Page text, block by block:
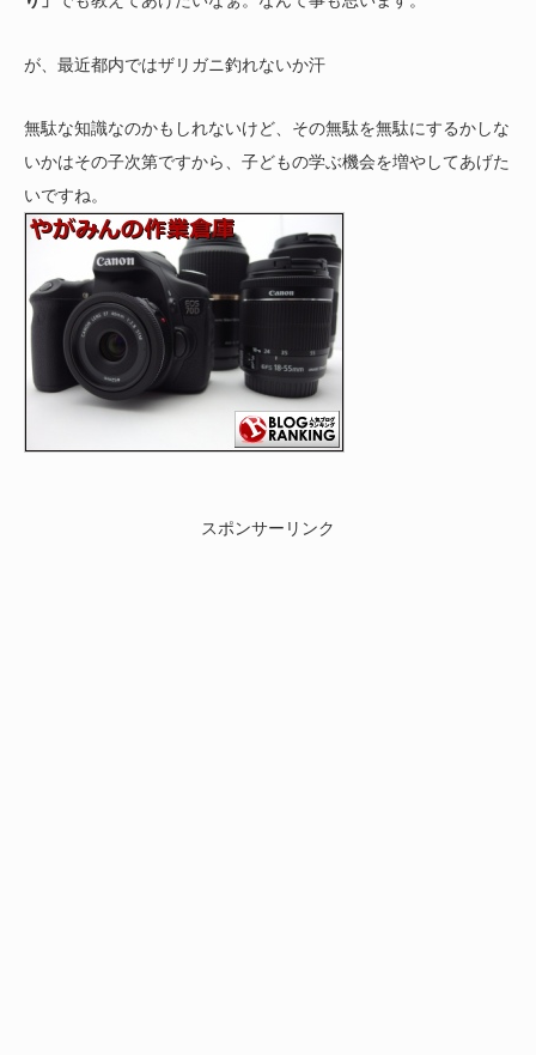
が、最近都内ではザリガニ釣れないか汗
無駄な知識なのかもしれないけど、その無駄を無駄にするかしな
いかはその子次第ですから、子どもの学ぶ機会を増やしてあげた
いですね。
スポンサーリンク